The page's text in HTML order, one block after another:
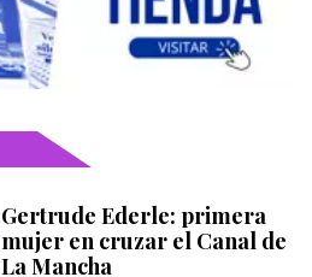
Gertrude Ederle: primera
mujer en cruzar el Canal de
La Mancha